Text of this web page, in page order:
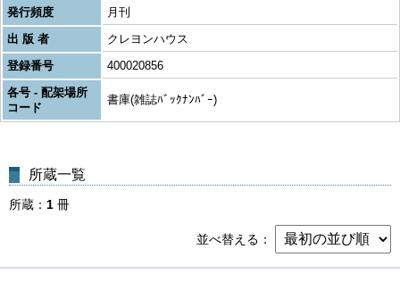
発行頻度
月刊
出 版 者
クレヨンハウス
登録番号
400020856
各号 - 配架場所
コード
書庫(雑誌ﾊﾞｯｸﾅﾝﾊﾞｰ)
所蔵一覧
所蔵 1 冊
並べ替える